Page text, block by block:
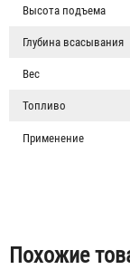
Высота подъема
Глубина всасывания
Вес
Топливо
Применение
Похожие